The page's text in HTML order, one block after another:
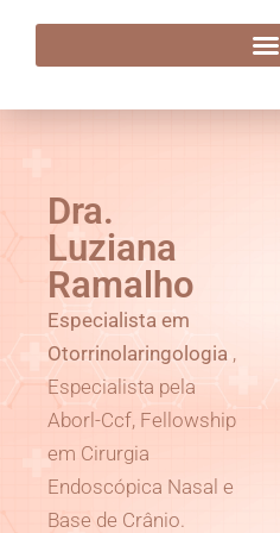
Dra. Luziana Ramalho
Dra.
Luziana
Ramalho
Especialista em
Otorrinolaringologia ,
Especialista pela
Aborl-Ccf, Fellowship
em Cirurgia
Endoscópica Nasal e
Base de Crânio.